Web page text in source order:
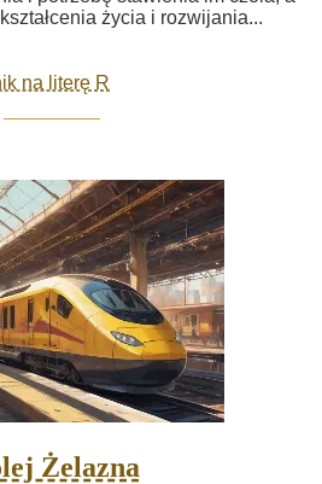
życia i rozwijania...
na literę R
Żelazna